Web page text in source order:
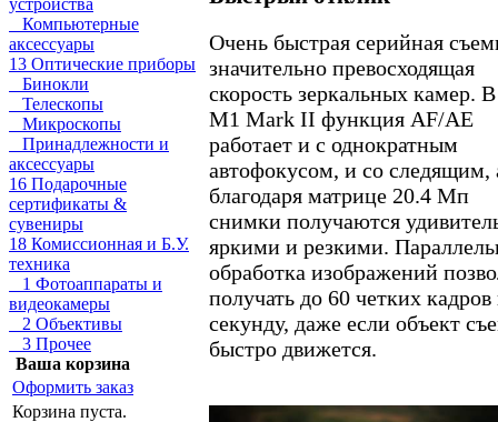
устройства
Компьютерные
аксессуары
13 Оптические приборы
Бинокли
Телескопы
Микроскопы
Принадлежности и
аксессуары
16 Подарочные
сертификаты &
сувениры
18 Комиссионная и Б.У.
техника
1 Фотоаппараты и
видеокамеры
2 Объективы
3 Прочее
Ваша корзина
Оформить заказ
Корзина пуста.
Очень быстрая серийная
значительно превосходящая
скорость зеркальных камер.
M1 Mark II функция AF/AE
работает и с однократным
автофокусом, и со следящим,
благодаря матрице 20.4 Мп
снимки получаются
яркими и резкими.
обработка изображений
получать до 60 четких кадров
секунду, даже если объект
быстро движется.